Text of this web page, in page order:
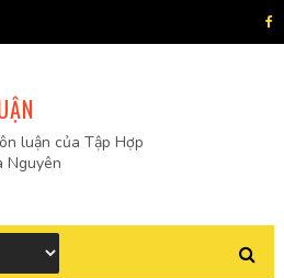
luận của Tập Hợp
Nguyên